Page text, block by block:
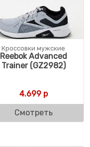
Кроссовки мужские
Reebok Advanced
Trainer (GZ2982)
4.699р
Смотреть